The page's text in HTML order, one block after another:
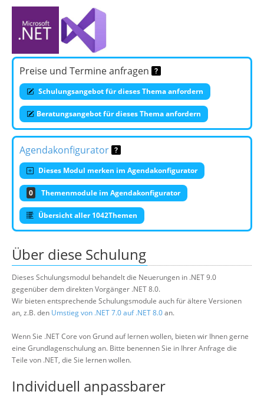
Preise und Termine anfragen
Schulungsangebot für dieses Thema anfordern
Beratungsangebot für dieses Thema anfordern
Agendakonfigurator
Dieses Modul merken im Agendakonfigurator
0 Themenmodule im Agendakonfigurator
Übersicht aller 1042Themen
Über diese Schulung
Dieses Schulungsmodul behandelt die Neuerungen in .NET 9.0
gegenüber dem direkten Vorgänger .NET 8.0.
Wir bieten entsprechende Schulungsmodule auch für ältere Versionen
an, z.B. den Umstieg von .NET 7.0 auf .NET 8.0an.
Wenn Sie .NET Core von Grund auf lernen wollen, bieten wir Ihnen gerne
eine Grundlagenschulung an. Bitte benennen Sie in Ihrer Anfrage die
Teile von .NET, die Sie lernen wollen.
Individuell anpassbarer